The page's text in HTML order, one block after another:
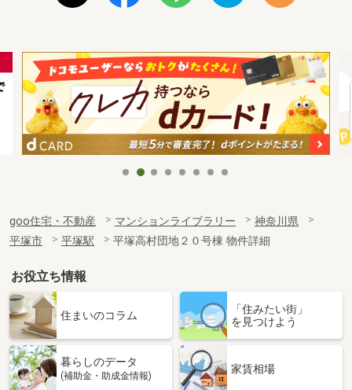
goo住宅・不動産 マンションライブラリー
神奈川県
平塚市
平塚駅 平塚高村団地２０号棟 物件詳細
お役立ち情報
住まいのコラム
「住みたい街」
を見つけよう
暮らしのデータ
(補助金・助成金情報)
家賃相場